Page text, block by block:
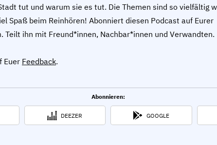
tut und warum sie es tut. Die Themen sind so vielfältig
Spaß beim Reinhören! Abonniert diesen Podcast auf Eurer
Teilt ihn mit Freund*innen, Nachbar*innen und Verwandten.
Euer Feedback.
Abonnieren:
DEEZER GOOGLE